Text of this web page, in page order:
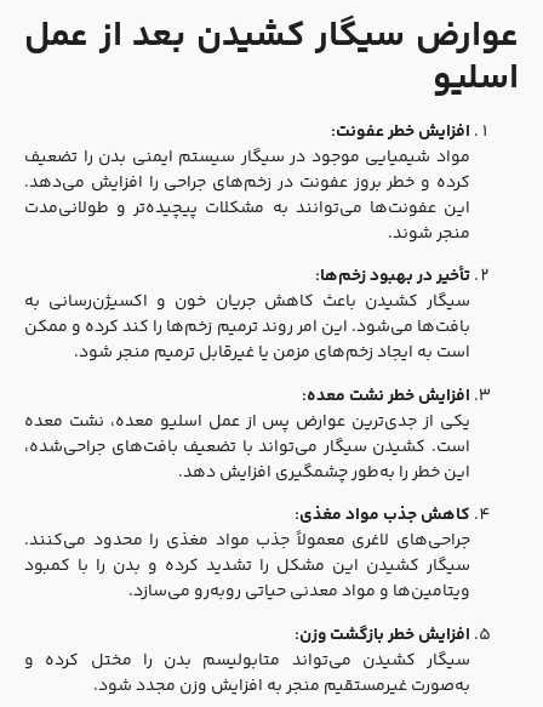
عوارض سیگار کشیدن بعد از عمل
اسلیو
افزایش خطر عفونت:
مواد شیمیایی موجود در سیگار سیستم ایمنی بدن را تضعیف
کرده و خطر بروز عفونت در زخم‌های جراحی را افزایش می‌دهد.
این عفونت‌ها می‌توانند به مشکلات پیچیده‌تر و طولانی‌مدت
منجر شوند.
تأخیر در بهبود زخم‌ها:
سیگار کشیدن باعث کاهش جریان خون و اکسیژن‌رسانی به
بافت‌ها می‌شود. این امر روند ترمیم زخم‌ها را کند کرده و ممکن
است به ایجاد زخم‌های مزمن یا غیرقابل ترمیم منجر شود.
افزایش خطر نشت معده:
یکی از جدی‌ترین عوارض پس از عمل اسلیو معده، نشت معده
است. کشیدن سیگار می‌تواند با تضعیف بافت‌های جراحی‌شده،
این خطر را به‌طور چشمگیری افزایش دهد.
کاهش جذب مواد مغذی:
جراحی‌های لاغری معمولاً جذب مواد مغذی را محدود می‌کنند.
سیگار کشیدن این مشکل را تشدید کرده و بدن را با کمبود
ویتامین‌ها و مواد معدنی حیاتی روبه‌رو می‌سازد.
افزایش خطر بازگشت وزن:
سیگار کشیدن می‌تواند متابولیسم بدن را مختل کرده و
به‌صورت غیرمستقیم منجر به افزایش وزن مجدد شود.